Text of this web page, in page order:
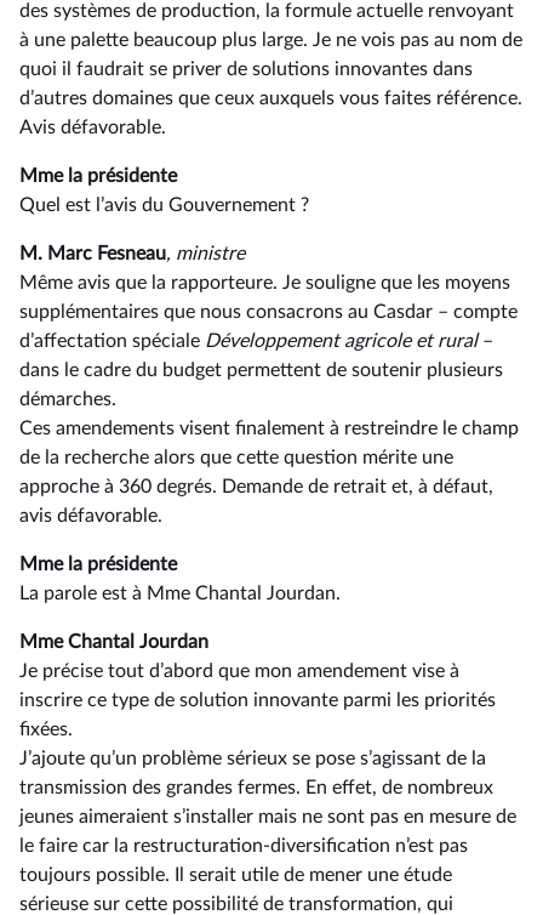
des systèmes de production, la formule actuelle renvoyant
à une palette beaucoup plus large. Je ne vois pas au nom de
quoi il faudrait se priver de solutions innovantes dans
d’autres domaines que ceux auxquels vous faites référence.
Avis défavorable.
Mme la présidente
Quel est l’avis du Gouvernement ?
M. Marc Fesneau, ministre
Même avis que la rapporteure. Je souligne que les moyens
supplémentaires que nous consacrons au Casdar –⁠ compte
d’affectation spéciale Développement agricole et rural–
dans le cadre du budget permettent de soutenir plusieurs
démarches.
Ces amendements visent finalement à restreindre le champ
de la recherche alors que cette question mérite une
approche à 360 degrés. Demande de retrait et, à défaut,
avis défavorable.
Mme la présidente
La parole est à Mme Chantal Jourdan.
Mme Chantal Jourdan
Je précise tout d’abord que mon amendement vise à
inscrire ce type de solution innovante parmi les priorités
fixées.
J’ajoute qu’un problème sérieux se pose s’agissant de la
transmission des grandes fermes. En effet, de nombreux
jeunes aimeraient s’installer mais ne sont pas en mesure de
le faire car la restructuration-diversification n’est pas
toujours possible. Il serait utile de mener une étude
sérieuse sur cette possibilité de transformation, qui